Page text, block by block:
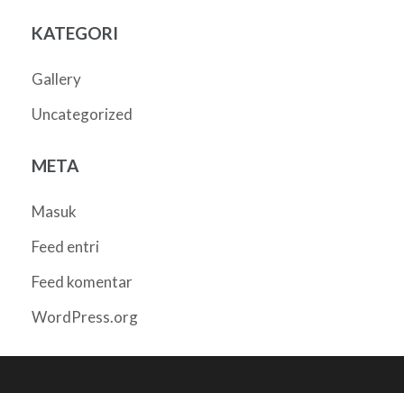
KATEGORI
Gallery
Uncategorized
META
Masuk
Feed entri
Feed komentar
WordPress.org